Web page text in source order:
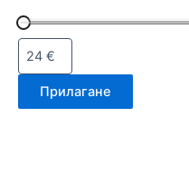
Прилагане